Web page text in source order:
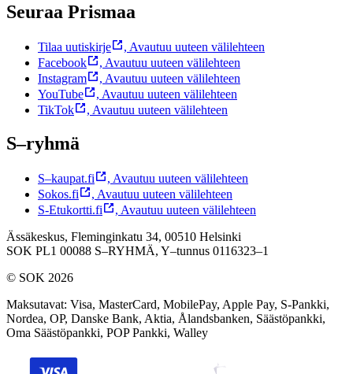
Seuraa Prismaa
Tilaa uutiskirje , Avautuu uuteen välilehteen
Facebook
, Avautuu uuteen välilehteen
Instagram
, Avautuu uuteen välilehteen
YouTube
, Avautuu uuteen välilehteen
TikTok
, Avautuu uuteen välilehteen
S–ryhmä
S–kaupat.fi , Avautuu uuteen välilehteen
Sokos.fi
, Avautuu uuteen välilehteen
S-Etukortti.fi
, Avautuu uuteen välilehteen
Ässäkeskus, Fleminginkatu 34, 00510 Helsinki
SOK PL1 00088 S–RYHMÄ, Y–tunnus 0116323–1
© SOK 2026
Maksutavat: Visa, MasterCard, MobilePay, Apple Pay, S-Pankki,
Nordea, OP, Danske Bank, Aktia, Ålandsbanken, Säästöpankki,
Oma Säästöpankki, POP Pankki, Walley